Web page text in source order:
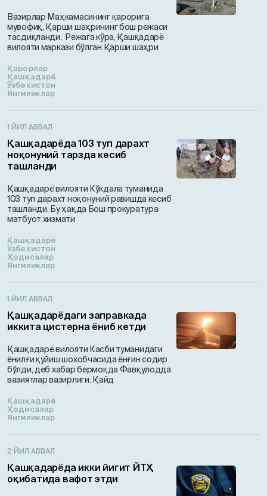
Вазирлар Маҳкамасининг қарорига
мувофиқ, Қарши шаҳрининг бош режаси
тасдиқланди. Режага кўра, Қашқадарё
вилояти маркази бўлган Қарши шаҳри
Қарорлар
Қашқадарё
Ўзбекистон
Янгиликлар
1 ЙИЛ АВВАЛ
Қашқадарёда 103 туп дарахт
ноқонуний тарзда кесиб
ташланди
Қашқадарё вилояти Кўкдала туманида
103 туп дарахт ноқонуний равишда кесиб
ташланди. Бу ҳақда Бош прокуратура
матбуот хизмати
Қашқадарё
Ўзбекистон
Ҳодисалар
Янгиликлар
1 ЙИЛ АВВАЛ
Қашқадарёдаги заправкада
иккита цистерна ёниб кетди
Қашқадарё вилояти Касби туманидаги
ёнилғи қуйиш шохобчасида ёнғин содир
бўлди, деб хабар бермоқда Фавқулодда
вазиятлар вазирлиги. Қайд
Қашқадарё
Ҳодисалар
Янгиликлар
2 ЙИЛ АВВАЛ
Қашқадарёда икки йигит ЙТҲ
оқибатида вафот этди